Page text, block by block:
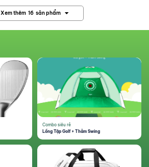
Xem thêm 16 sản phẩm
Combo siêu rẻ
Lồng Tập Golf + Thảm Swing